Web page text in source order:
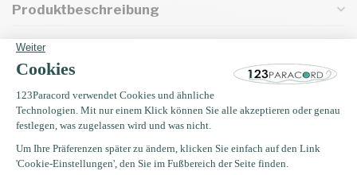
Produktbeschreibung
Eigenschaften
Zuletzt angesehen